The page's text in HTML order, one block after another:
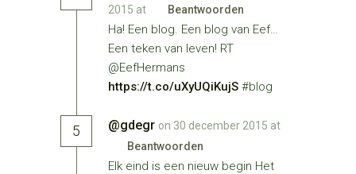
2015 at
Beantwoorden
Ha! Een blog. Een blog van Eef…
Een teken van leven! RT
@EefHermans
https://t.co/uXyUQiKujS #blog
5 @gdegr on 30 december 2015 at
Beantwoorden
Elk eind is een nieuw begin Het